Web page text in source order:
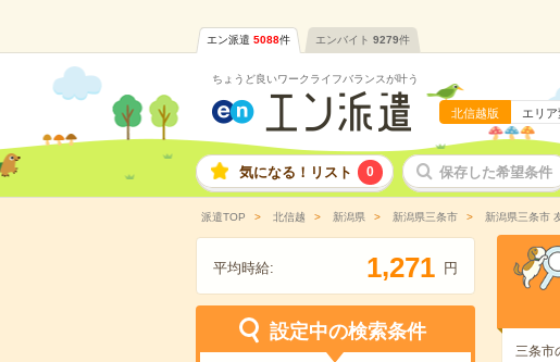
エン派遣 5088件 エンバイト 9279件
ちょうど良いワークライフバランスが叶う
北信越版 エリア
気になる！リスト 0 保存した希望条件
派遣TOP 北信越 新潟県 新潟県三条市 新潟県三条市
平均時給: 1,271 円
設定中の検索条件
三条市